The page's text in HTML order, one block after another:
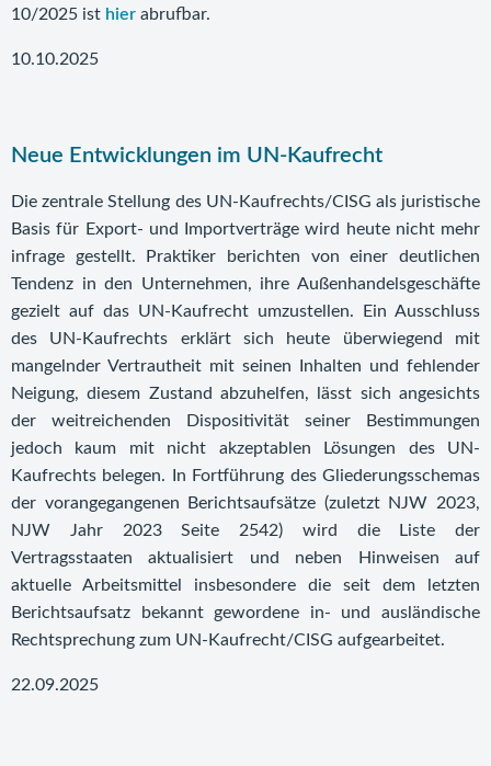
10/2025 ist hier abrufbar.
10.10.2025
Neue Entwicklungen im UN-Kaufrecht
Die zentrale Stellung des UN-Kaufrechts/CISG als juristische
Basis für Export- und Importverträge wird heute nicht mehr
infrage gestellt. Praktiker berichten von einer deutlichen
Tendenz in den Unternehmen, ihre Außenhandelsgeschäfte
gezielt auf das UN-Kaufrecht umzustellen. Ein Ausschluss
des UN-Kaufrechts erklärt sich heute überwiegend mit
mangelnder Vertrautheit mit seinen Inhalten und fehlender
Neigung, diesem Zustand abzuhelfen, lässt sich angesichts
der weitreichenden Dispositivität seiner Bestimmungen
jedoch kaum mit nicht akzeptablen Lösungen des UN-
Kaufrechts belegen. In Fortführung des Gliederungsschemas
der vorangegangenen Berichtsaufsätze (zuletzt NJW 2023,
NJW Jahr 2023 Seite 2542) wird die Liste der
Vertragsstaaten aktualisiert und neben Hinweisen auf
aktuelle Arbeitsmittel insbesondere die seit dem letzten
Berichtsaufsatz bekannt gewordene in- und ausländische
Rechtsprechung zum UN-Kaufrecht/CISG aufgearbeitet.
22.09.2025